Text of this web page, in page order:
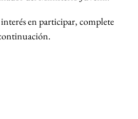
interés en participar, complete